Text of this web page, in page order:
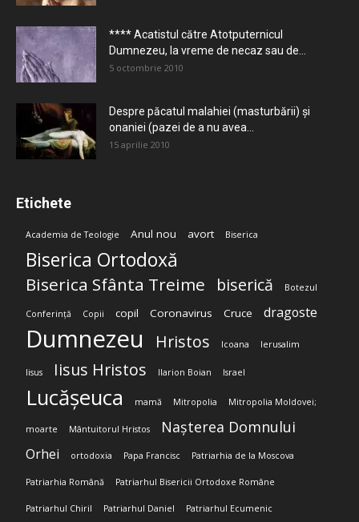
**** Acatistul către Atotputernicul
Dumnezeu, la vreme de necaz sau de...
5 octombrie 2010
Despre păcatul malahiei (masturbării) şi
onaniei (pazei de a nu avea...
15 aprilie 2010
Etichete
Academia de Teologie Anul nou avort Biserica
Biserica Ortodoxă
Biserica Sfânta Treime biserică Botezul
Conferință Copii copil Coronavirus Cruce dragoste
Dumnezeu Hristos Icoana Ierusalim
Iisus Iisus Hristos Ilarion Boian Israel
Lucășeuca mamă Mitropolia Mitropolia Moldovei;
moarte Mântuitorul Hristos Nașterea Domnului
Orhei ortodoxia Papa Francisc Patriarhia de la Moscova
Patriarhia Română Patriarhul Bisericii Ortodoxe Române
Patriarhul Chiril Patriarhul Daniel Patriarhul Ecumenic